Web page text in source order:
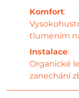
Komfort:
tlumením
Instalace:
Organické
zanechání